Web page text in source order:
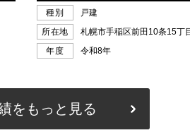
をもっと見る